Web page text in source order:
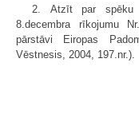
2. Atzīt par spēku
8.decembra rīkojumu
pārstāvi Eiropas
Vēstnesis, 2004, 197.nr.).